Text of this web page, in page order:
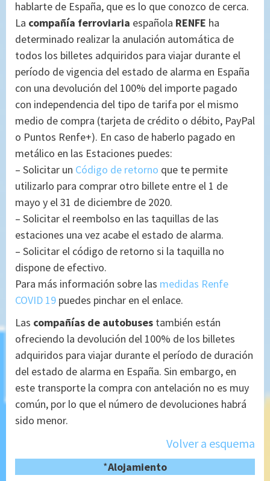
hablarte de España, que es lo que conozco de cerca.
La compañía ferroviaria española RENFE ha
determinado realizar la anulación automática de
todos los billetes adquiridos para viajar durante el
período de vigencia del estado de alarma en España
con una devolución del 100% del importe pagado
con independencia del tipo de tarifa por el mismo
medio de compra (tarjeta de crédito o débito, PayPal
o Puntos Renfe+). En caso de haberlo pagado en
metálico en las Estaciones puedes:
– Solicitar un Código de retorno que te permite
utilizarlo para comprar otro billete entre el 1 de
mayo y el 31 de diciembre de 2020.
– Solicitar el reembolso en las taquillas de las
estaciones una vez acabe el estado de alarma.
– Solicitar el código de retorno si la taquilla no
dispone de efectivo.
Para más información sobre las medidas Renfe
COVID 19 puedes pinchar en el enlace.
Las compañías de autobuses también están
ofreciendo la devolución del 100% de los billetes
adquiridos para viajar durante el período de duración
del estado de alarma en España. Sin embargo, en
este transporte la compra con antelación no es muy
común, por lo que el número de devoluciones habrá
sido menor.
Volver a esquema
*Alojamiento